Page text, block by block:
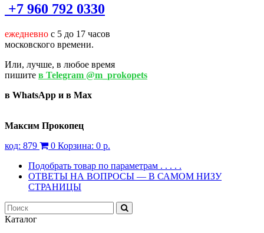
+7 960 792 0330
ежедневно с 5 до 17 часов
московского времени.
Или, лучше, в любое время
пишите в Telegram @m_prokopets
в WhatsApp и в Max
Максим Прокопец
код: 879 0 Корзина: 0 р.
Подобрать товар по параметрам . . . . .
ОТВЕТЫ НА ВОПРОСЫ — В САМОМ НИЗУ
СТРАНИЦЫ
Каталог